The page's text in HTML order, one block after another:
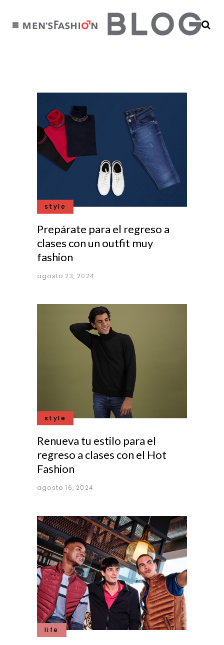
style
Prepárate para el regreso a
clases con un outfit muy
fashion
agosto 23, 2024
style
Renueva tu estilo para el
regreso a clases con el Hot
Fashion
agosto 16, 2024
life